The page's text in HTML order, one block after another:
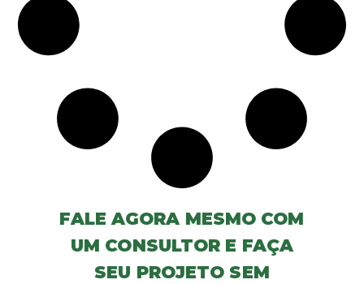
FALE AGORA MESMO COM
UM CONSULTOR E FAÇA
SEU PROJETO SEM